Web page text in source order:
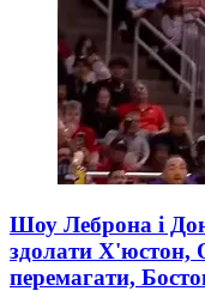
Шоу Леброна і
здолати Х'юстон,
перемагати,